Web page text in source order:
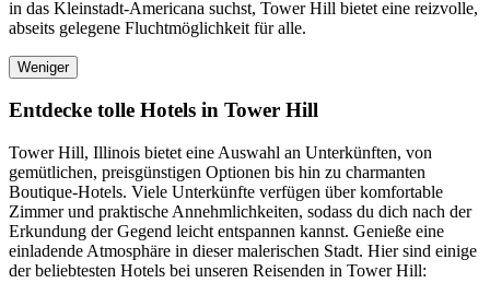
in das Kleinstadt-Americana suchst, Tower Hill bietet eine reizvolle,
abseits gelegene Fluchtmöglichkeit für alle.
Weniger
Entdecke tolle Hotels in Tower Hill
Tower Hill, Illinois bietet eine Auswahl an Unterkünften, von
gemütlichen, preisgünstigen Optionen bis hin zu charmanten
Boutique-Hotels. Viele Unterkünfte verfügen über komfortable
Zimmer und praktische Annehmlichkeiten, sodass du dich nach der
Erkundung der Gegend leicht entspannen kannst. Genieße eine
einladende Atmosphäre in dieser malerischen Stadt. Hier sind einige
der beliebtesten Hotels bei unseren Reisenden in Tower Hill: